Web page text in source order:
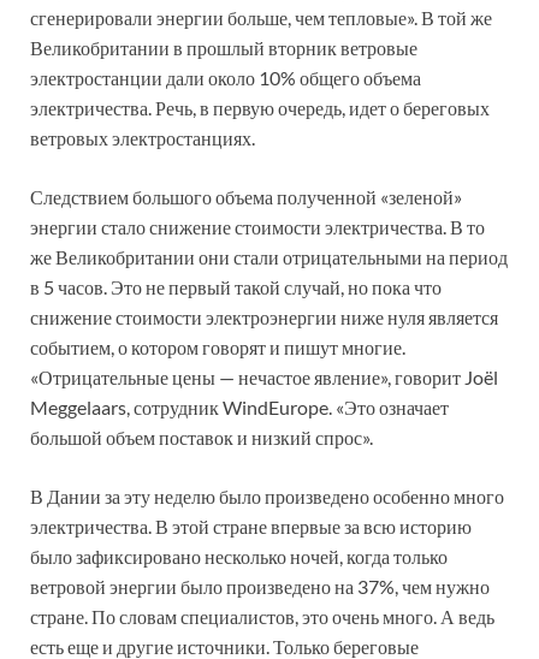
сгенерировали энергии больше, чем тепловые». В той же
Великобритании в прошлый вторник ветровые
электростанции дали около 10% общего объема
электричества. Речь, в первую очередь, идет о береговых
ветровых электростанциях.
Следствием большого объема полученной «зеленой»
энергии стало снижение стоимости электричества. В то
же Великобритании они стали отрицательными на период
в 5 часов. Это не первый такой случай, но пока что
снижение стоимости электроэнергии ниже нуля является
событием, о котором говорят и пишут многие.
«Отрицательные цены — нечастое явление», говорит Joël
Meggelaars, сотрудник WindEurope. «Это означает
большой объем поставок и низкий спрос».
В Дании за эту неделю было произведено особенно много
электричества. В этой стране впервые за всю историю
было зафиксировано несколько ночей, когда только
ветровой энергии было произведено на 37%, чем нужно
стране. По словам специалистов, это очень много. А ведь
есть еще и другие источники. Только береговые